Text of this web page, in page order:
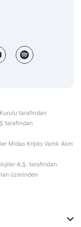
tarafından
tarafından
Midas Kripto Varlık Alım
A.Ş. tarafından
üzerinden